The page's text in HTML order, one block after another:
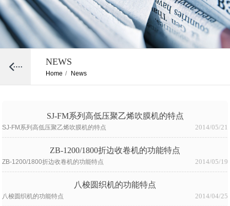
NEWS
Home / News
SJ-FM系列高低压聚乙烯吹膜机的特点
SJ-FM系列高低压聚乙烯吹膜机的特点 2014/05/21
ZB-1200/1800折边收卷机的功能特点
ZB-1200/1800折边收卷机的功能特点 2014/05/19
八梭圆织机的功能特点
八梭圆织机的功能特点 2014/04/25